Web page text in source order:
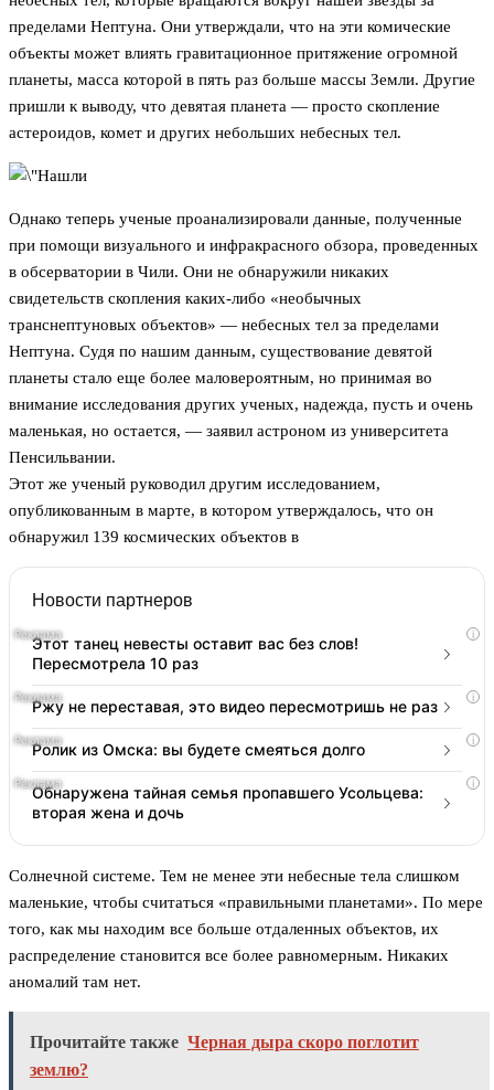
пределами Нептуна. Они утверждали, что на эти комические
объекты может влиять гравитационное притяжение огромной
планеты, масса которой в пять раз больше массы Земли. Другие
пришли к выводу, что девятая планета — просто скопление
астероидов, комет и других небольших небесных тел.
Однако теперь ученые проанализировали данные, полученные
при помощи визуального и инфракрасного обзора, проведенных
в обсерватории в Чили. Они не обнаружили никаких
свидетельств скопления каких-либо «необычных
транснептуновых объектов» — небесных тел за пределами
Нептуна. Судя по нашим данным, существование девятой
планеты стало еще более маловероятным, но принимая во
внимание исследования других ученых, надежда, пусть и очень
маленькая, но остается, — заявил астроном из университета
Пенсильвании.
Этот же ученый руководил другим исследованием,
опубликованным в марте, в котором утверждалось, что он
обнаружил 139 космических объектов в
Новости партнеров
i
Этот танец невесты оставит вас без слов!
Пересмотрела 10 раз
i
Ржу не переставая, это видео пересмотришь не раз
i
Ролик из Омска: вы будете смеяться долго
i
Обнаружена тайная семья пропавшего Усольцева:
вторая жена и дочь
Солнечной системе. Тем не менее эти небесные тела слишком
маленькие, чтобы считаться «правильными планетами». По мере
того, как мы находим все больше отдаленных объектов, их
распределение становится все более равномерным. Никаких
аномалий там нет.
Прочитайте также Черная дыра скоро поглотит
землю?